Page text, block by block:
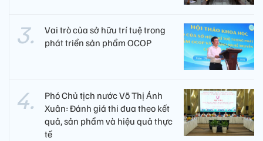
Vai trò của sở hữu trí tuệ trong
phát triển sản phẩm OCOP
Phó Chủ tịch nước Võ Thị Ánh
Xuân: Đánh giá thi đua theo kết
quả, sản phẩm và hiệu quả thực
tế